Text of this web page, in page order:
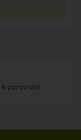
porovnání